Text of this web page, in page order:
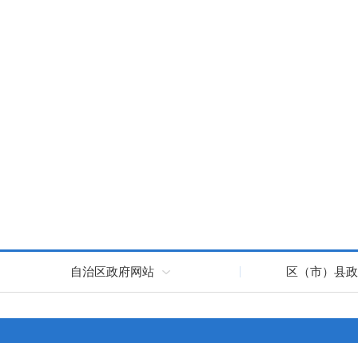
自治区政府网站 区（市）县